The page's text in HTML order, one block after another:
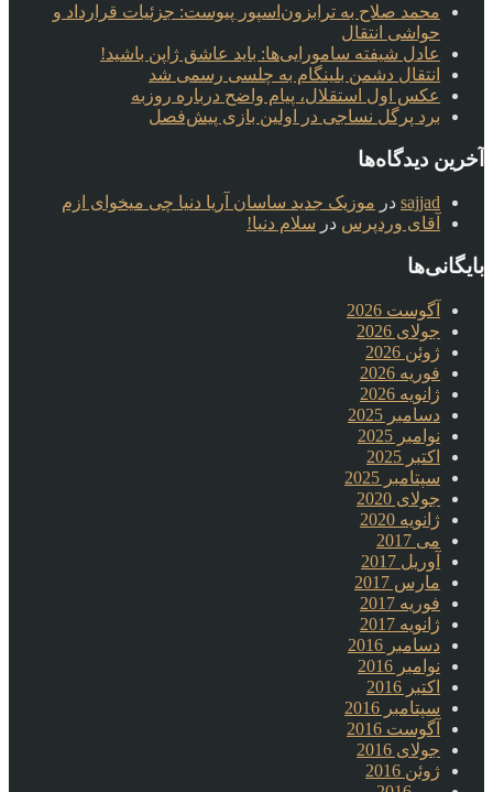
محمد صلاح به ترابزون‌اسپور پیوست: جزئیات قرارداد و
حواشی انتقال
عادل شیفته سامورایی‌ها: باید عاشق ژاپن باشید!
انتقال دشمن بلینگام به چلسی رسمی شد
عکس اول استقلال، پیام واضح درباره روزبه
برد پرگل نساجی در اولین بازی پیش‌فصل
آخرین دیدگاه‌ها
sajjad در موزیک جدید ساسان آریا دنیا چی میخوای ازم
آقای وردپرس در سلام دنیا!
بایگانی‌ها
آگوست 2026
جولای 2026
ژوئن 2026
فوریه 2026
ژانویه 2026
دسامبر 2025
نوامبر 2025
اکتبر 2025
سپتامبر 2025
جولای 2020
ژانویه 2020
می 2017
آوریل 2017
مارس 2017
فوریه 2017
ژانویه 2017
دسامبر 2016
نوامبر 2016
اکتبر 2016
سپتامبر 2016
آگوست 2016
جولای 2016
ژوئن 2016